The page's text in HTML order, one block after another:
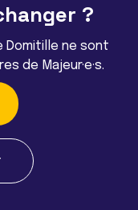
?
Domitille ne sont
de Majeur·e·s.